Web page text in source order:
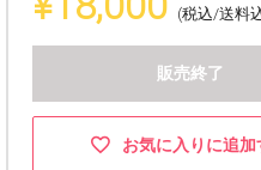
(税込/送料
販売終了
お気に入りに追加